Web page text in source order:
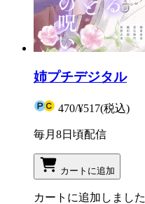
姉プチデジタル
470/¥517(税込)
毎月8日頃配信
カートに追加
カートに追加しました